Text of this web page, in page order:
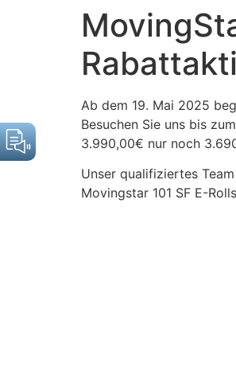
Ab dem 19. Mai 2025
Besuchen Sie uns bis
3.990,00€ nur noch
Unser qualifiziertes
Movingstar 101 SF E-